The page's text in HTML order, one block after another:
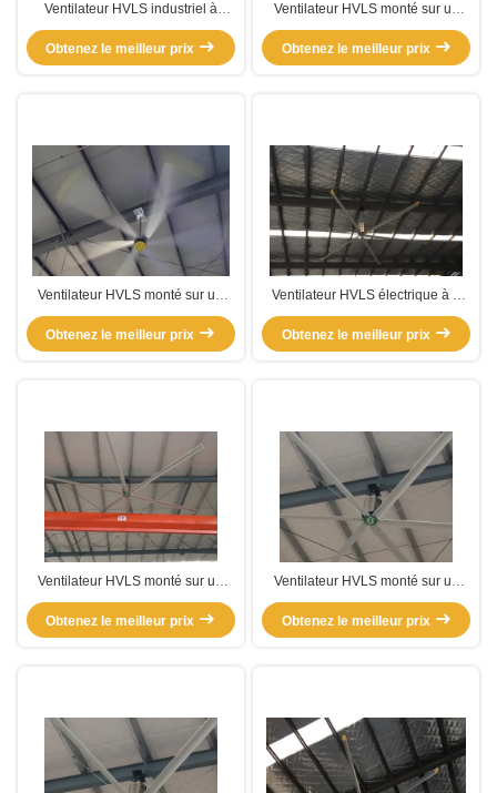
Ventilateur HVLS industriel à
faible vitesse monté sur un poteau
Obtenez le meilleur prix
Ventilateur HVLS monté sur un
poteau d'atelier
Obtenez le meilleur prix
Ventilateur HVLS monté sur un
grand poteau de refroidissement
de plafond industriel
Obtenez le meilleur prix
Ventilateur HVLS électrique à 6
lames monté sur un poteau
Obtenez le meilleur prix
Ventilateur HVLS monté sur un
poteau à l'intérieur d'une pièce de
18 pieds
Obtenez le meilleur prix
Ventilateur HVLS monté sur un
immense poteau
Obtenez le meilleur prix